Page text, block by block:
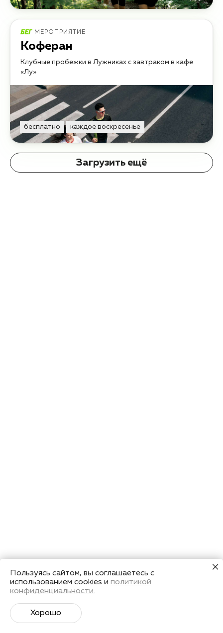
МЕРОПРИЯТИЕ
Коферан
Клубные пробежки в Лужниках с завтраком в кафе
«Лу»
бесплатно каждое воскресенье
Загрузить ещё
Пользуясь сайтом, вы соглашаетесь с
использованием cookies и политикой
конфиденциальности.
Хорошо